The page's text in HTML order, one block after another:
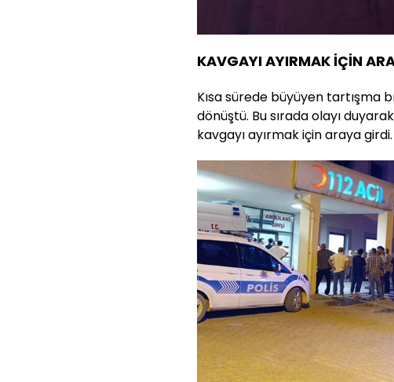
KAVGAYI AYIRMAK İÇİN
Kısa sürede büyüyen tartışma
dönüştü. Bu sırada olayı
kavgayı ayırmak için araya girdi.